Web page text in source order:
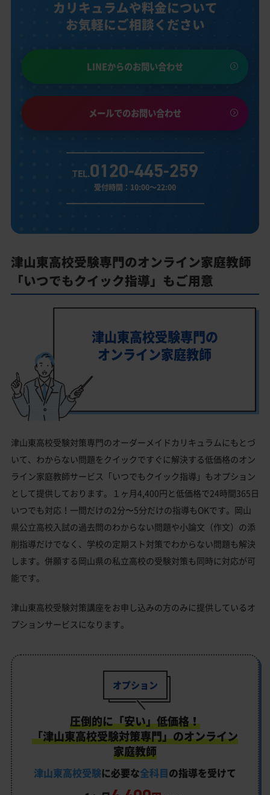
カリキュラムや料金について
お気軽にご相談ください
LINEからのお問い合わせ
メールでのお問い合わせ
TEL.0120-445-259
受付時間：10:00～22:00
津山東高校受験専門のオンライン家庭教師
「いつでもクイック指導」もご用意
津山東高校受験専門の
オンライン家庭教師
津山東高校受験対策専門のオーダーメイドカリキュラムにもとづ
いて、わからない問題をクイックですぐに解決する低価格のオン
ライン家庭教師サービス「いつでもクイック指導」もオプション
として提供しております。１ヶ月4,400円と低価格で24時間365日
いつでも対応！一問だけの2分〜5分だけの指導もOKです。岡山
県公立高校入試の過去問のわからない問題や小論文（作文）の添
削指導だけでなく、学校の定期スト対策でわからない問題も解決
します。併願する岡山県の私立高校の受験対策も同時に対応が可
能です。
津山東高校受験対策講座をお申し込みの方のみに提供しているオ
プションサービスになります。
オプション
圧倒的に「安い」低価格！
「津山東高校受験対策専門」のオンライン
家庭教師
津山東高校受験に必要な全科目の指導を受けて